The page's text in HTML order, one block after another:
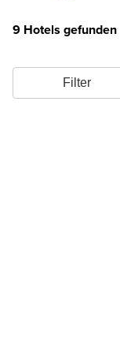
9 Hotels gefunden
Filter